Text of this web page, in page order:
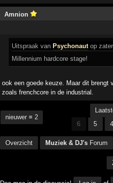
Amnion
Uitspraak vanPsychonautop
Millennium hardcore stage!
ook een goede keuze. Maar dit brengt
zoals frenchcore in de industrial.
nieuwer ≡ 2
6
5 4
Overzicht Muziek & DJ's Forum